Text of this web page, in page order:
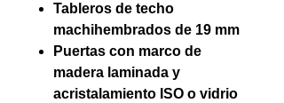
Tableros de techo
machihembrados de 19 mm
Puertas con marco de
madera laminada y
acristalamiento ISO o vidrio